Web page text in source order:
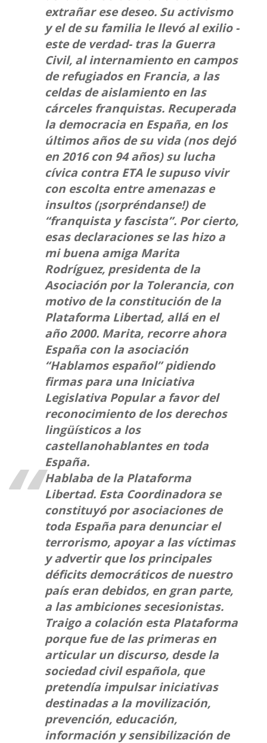
extrañar ese deseo. Su activismo
y el de su familia le llevó al exilio -
este de verdad- tras la Guerra
Civil, al internamiento en campos
de refugiados en Francia, a las
celdas de aislamiento en las
cárceles franquistas. Recuperada
la democracia en España, en los
últimos años de su vida (nos dejó
en 2016 con 94 años) su lucha
cívica contra ETA le supuso vivir
con escolta entre amenazas e
insultos (¡sorpréndanse!) de
“franquista y fascista”. Por cierto,
esas declaraciones se las hizo a
mi buena amiga Marita
Rodríguez, presidenta de la
Asociación por la Tolerancia, con
motivo de la constitución de la
Plataforma Libertad, allá en el
año 2000. Marita, recorre ahora
España con la asociación
“Hablamos español” pidiendo
firmas para una Iniciativa
Legislativa Popular a favor del
reconocimiento de los derechos
lingüísticos a los
castellanohablantes en toda
España.
Hablaba de la Plataforma
Libertad. Esta Coordinadora se
constituyó por asociaciones de
toda España para denunciar el
terrorismo, apoyar a las víctimas
y advertir que los principales
déficits democráticos de nuestro
país eran debidos, en gran parte,
a las ambiciones secesionistas.
Traigo a colación esta Plataforma
porque fue de las primeras en
articular un discurso, desde la
sociedad civil española, que
pretendía impulsar iniciativas
destinadas a la movilización,
prevención, educación,
información y sensibilización de